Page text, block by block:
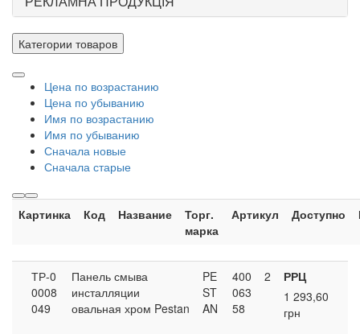
Категории товаров
Цена по возрастанию
Цена по убыванию
Имя по возрастанию
Имя по убыванию
Сначала новые
Сначала старые
Картинка Код Название
Торг.
марка
Артикул Доступно
ТР-0
0008
049
Панель смыва
инсталляции
овальная хром Pestan
PE
ST
AN
400
063
58
2
РРЦ
1 293,60
грн